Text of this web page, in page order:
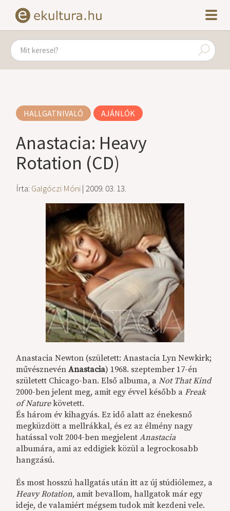
HALLGATNIVALÓ AJÁNLÓK
Anastacia: Heavy
Rotation (CD)
Írta: Galgóczi Móni| 2009. 03. 13.
Anastacia Newton (született: Anastacia Lyn Newkirk;
művésznevénAnastacia) 1968. szeptember 17-én
született Chicago-ban. Első albuma, aNot That Kind
2000-ben jelent meg, amit egy évvel később aFreak
of Naturekövetett.
És három év kihagyás. Ez idő alatt az énekesnő
megküzdött a mellrákkal, és ez az élmény nagy
hatással volt 2004-ben megjelentAnastacia
albumára, ami az eddigiek közül a legrockosabb
hangzású.
És most hosszú hallgatás után itt az új stúdiólemez, a
Heavy Rotation, amit bevallom, hallgatok már egy
ideje, de valamiért mégsem tudok mit kezdeni vele.